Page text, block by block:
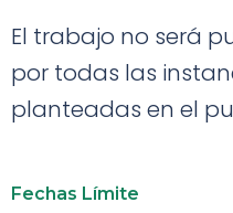
El trabajo no será
por todas las
planteadas en el
Fechas Límite